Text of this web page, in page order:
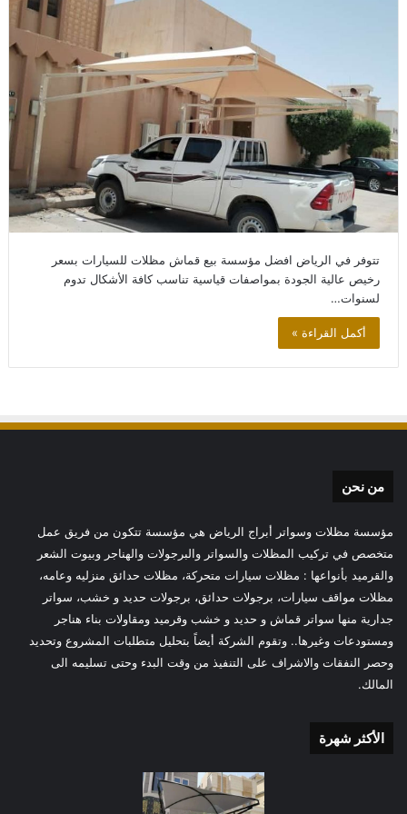
تتوفر في الرياض افضل مؤسسة بيع قماش مظلات للسيارات بسعر
رخيص عالية الجودة بمواصفات قياسية تناسب كافة الأشكال تدوم
لسنوات…
أكمل القراءة »
من نحن
مؤسسة مظلات وسواتر أبراج الرياض هي مؤسسة تتكون من فريق عمل
متخصص في تركيب المظلات والسواتر والبرجولات والهناجر وبيوت الشعر
والقرميد بأنواعها : مظلات سيارات متحركة، مظلات حدائق منزليه وعامه،
مظلات مواقف سيارات، برجولات حدائق، برجولات حديد و خشب، سواتر
جدارية منها سواتر قماش و حديد و خشب وقرميد ومقاولات بناء هناجر
ومستودعات وغيرها.. وتقوم الشركة أيضاً بتحليل متطلبات المشروع وتحديد
وحصر النفقات والاشراف على التنفيذ من وقت البدء وحتى تسليمه الى
المالك.
الأكثر شهرة